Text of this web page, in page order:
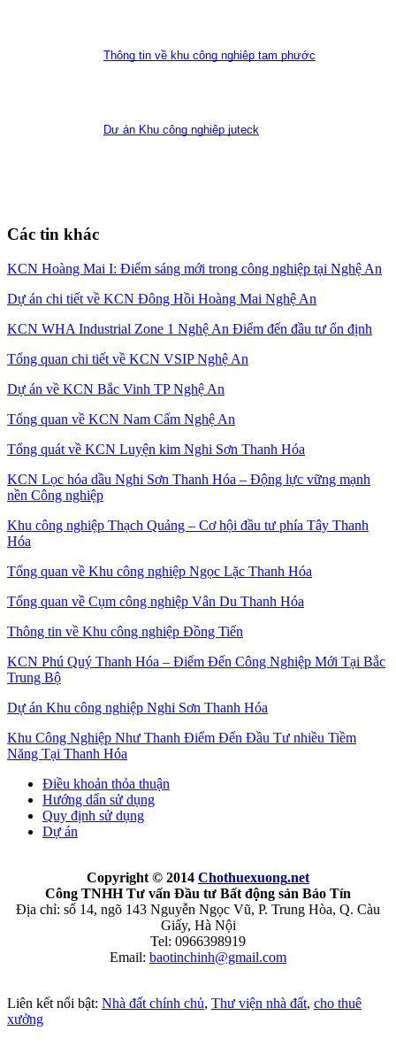
Thông tin về khu công nghiệp tam phước
Dự án Khu công nghiệp juteck
Các tin khác
KCN Hoàng Mai I: Điểm sáng mới trong công nghiệp tại Nghệ An
Dự án chi tiết về KCN Đông Hồi Hoàng Mai Nghệ An
KCN WHA Industrial Zone 1 Nghệ An Điểm đến đầu tư ổn định
Tổng quan chi tiết về KCN VSIP Nghệ An
Dự án về KCN Bắc Vinh TP Nghệ An
Tổng quan về KCN Nam Cấm Nghệ An
Tổng quát về KCN Luyện kim Nghi Sơn Thanh Hóa
KCN Lọc hóa dầu Nghi Sơn Thanh Hóa – Động lực vững mạnh
nền Công nghiệp
Khu công nghiệp Thạch Quảng – Cơ hội đầu tư phía Tây Thanh
Hóa
Tổng quan về Khu công nghiệp Ngọc Lặc Thanh Hóa
Tổng quan về Cụm công nghiệp Vân Du Thanh Hóa
Thông tin về Khu công nghiệp Đồng Tiến
KCN Phú Quý Thanh Hóa – Điểm Đến Công Nghiệp Mới Tại Bắc
Trung Bộ
Dự án Khu công nghiệp Nghi Sơn Thanh Hóa
Khu Công Nghiệp Như Thanh Điểm Đến Đầu Tư nhiều Tiềm
Năng Tại Thanh Hóa
Điều khoản thỏa thuận
Hướng dẩn sử dụng
Quy định sử dụng
Dự án
Copyright © 2014 Chothuexuong.net
Công TNHH Tư vấn Đầu tư Bất động sản Bảo Tín
Địa chỉ: số 14, ngõ 143 Nguyễn Ngọc Vũ, P. Trung Hòa, Q. Càu
Giấy, Hà Nội
Tel: 0966398919
Email: baotinchinh@gmail.com
Liên kết nổi bật: Nhà đất chính chủ, Thư viện nhà đất, cho thuê
xưởng